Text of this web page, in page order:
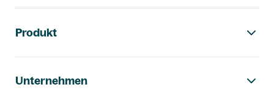
Produkt
Unternehmen